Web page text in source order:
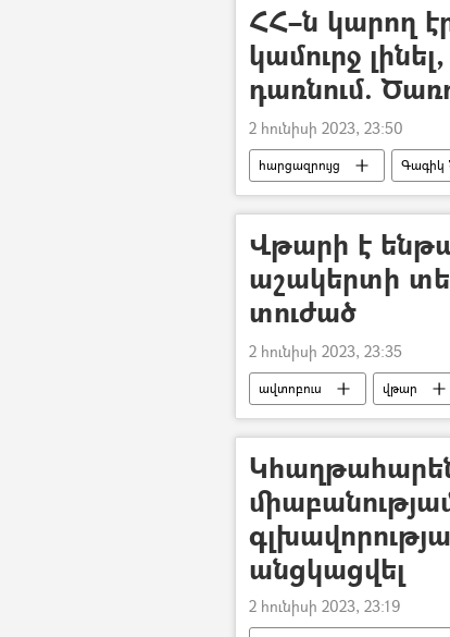
ՀՀ–ն կարող
կամուրջ
դառնում.
2 հունիսի 2023, 23:50
հարցազրույց Գագիկ
Ռուսաստան
Վթարի է
աշակերտի
տուժած
2 հունիսի 2023, 23:35
ավտոբուս վթար
Տուժածներ
երեխա
անցկացվել
2 հունիսի 2023, 23:19